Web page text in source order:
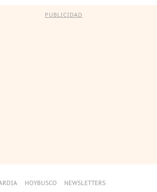
PUBLICIDAD
HOYBUSCO NEWSLETTERS